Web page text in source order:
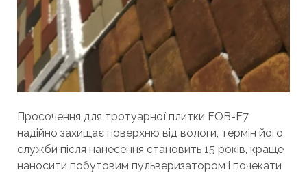
Просочення для тротуарної плитки FOB-F7
надійно захищає поверхню від вологи, термін його
служби після нанесення становить 15 років, краще
наносити побутовим пульверизатором і почекати